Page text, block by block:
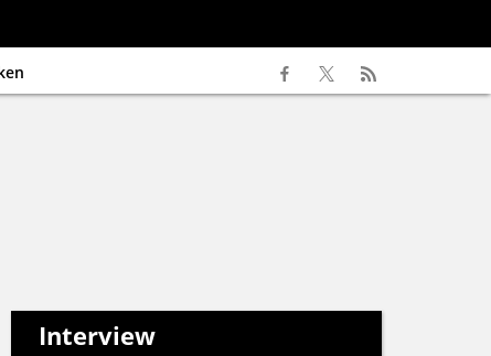
Interview